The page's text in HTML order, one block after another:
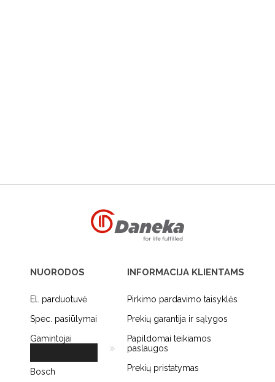
NUORODOS
El. parduotuvė
Spec. pasiūlymai
Gamintojai
Bosch
INFORMACIJA KLIENTAMS
Pirkimo pardavimo taisyklės
Prekių garantija ir sąlygos
Papildomai teikiamos
paslaugos
Prekių pristatymas